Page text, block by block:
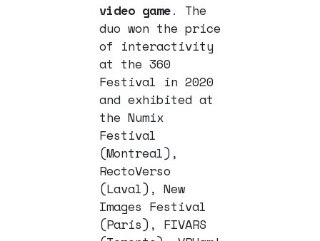
video game. The
duo won the price
of interactivity
at the 360
Festival in 2020
and exhibited at
the Numix
Festival
(Montreal),
RectoVerso
(Laval), New
Images Festival
(Paris), FIVARS